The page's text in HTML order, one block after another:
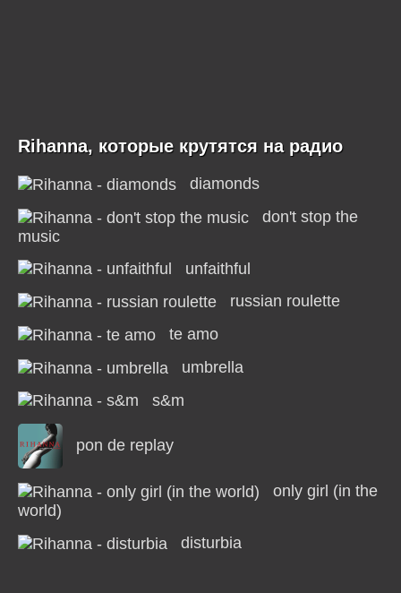
Rihanna, которые крутятся на радио
diamonds
don't stop the
music
unfaithful
russian roulette
te amo
umbrella
s&m
pon de replay
only girl (in the
world)
disturbia